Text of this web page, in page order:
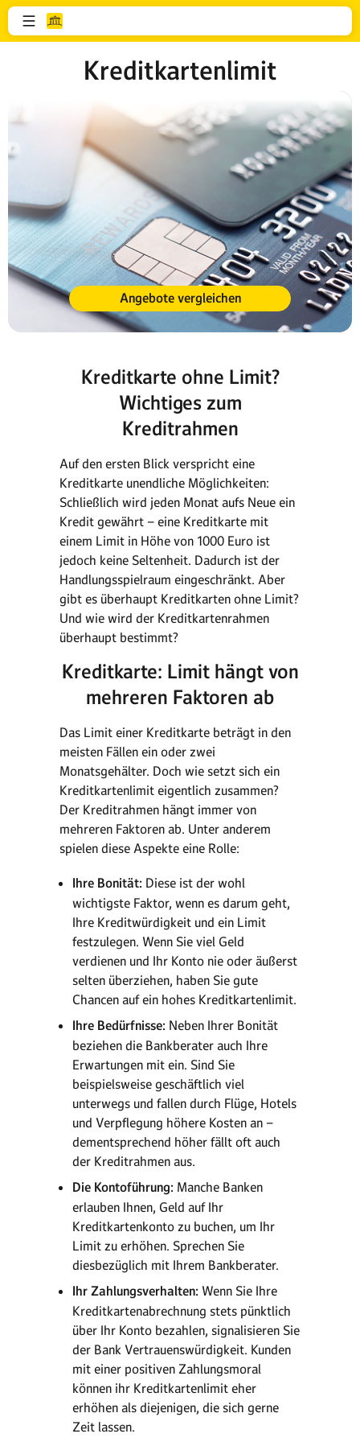
Kreditkartenlimit
Angebote vergleichen
Kreditkarte ohne Limit?
Wichtiges zum
Kreditrahmen
Auf den ersten Blick verspricht eine
Kreditkarte unendliche Möglichkeiten:
Schließlich wird jeden Monat aufs Neue ein
Kredit gewährt – eine Kreditkarte mit
einem Limit in Höhe von 1000 Euro ist
jedoch keine Seltenheit. Dadurch ist der
Handlungsspielraum eingeschränkt. Aber
gibt es überhaupt Kreditkarten ohne Limit?
Und wie wird der Kreditkartenrahmen
überhaupt bestimmt?
Kreditkarte: Limit hängt von
mehreren Faktoren ab
Das Limit einer Kreditkarte beträgt in den
meisten Fällen ein oder zwei
Monatsgehälter. Doch wie setzt sich ein
Kreditkartenlimit eigentlich zusammen?
Der Kreditrahmen hängt immer von
mehreren Faktoren ab. Unter anderem
spielen diese Aspekte eine Rolle:
Ihre Bonität: Diese ist der wohl
wichtigste Faktor, wenn es darum geht,
Ihre Kreditwürdigkeit und ein Limit
festzulegen. Wenn Sie viel Geld
verdienen und Ihr Konto nie oder äußerst
selten überziehen, haben Sie gute
Chancen auf ein hohes Kreditkartenlimit.
Ihre Bedürfnisse: Neben Ihrer Bonität
beziehen die Bankberater auch Ihre
Erwartungen mit ein. Sind Sie
beispielsweise geschäftlich viel
unterwegs und fallen durch Flüge, Hotels
und Verpflegung höhere Kosten an –
dementsprechend höher fällt oft auch
der Kreditrahmen aus.
Die Kontoführung: Manche Banken
erlauben Ihnen, Geld auf Ihr
Kreditkartenkonto zu buchen, um Ihr
Limit zu erhöhen. Sprechen Sie
diesbezüglich mit Ihrem Bankberater.
Ihr Zahlungsverhalten: Wenn Sie Ihre
Kreditkartenabrechnung stets pünktlich
über Ihr Konto bezahlen, signalisieren Sie
der Bank Vertrauenswürdigkeit. Kunden
mit einer positiven Zahlungsmoral
können ihr Kreditkartenlimit eher
erhöhen als diejenigen, die sich gerne
Zeit lassen.